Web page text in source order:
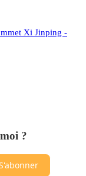
Xi Jinping -
?